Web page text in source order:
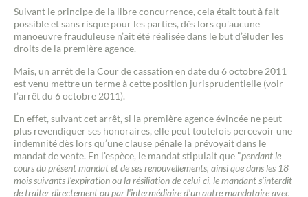
Suivant le principe de la libre concurrence, cela était tout à fait
possible et sans risque pour les parties, dès lors qu'aucune
manoeuvre frauduleuse n’ait été réalisée dans le but d’éluder les
droits de la première agence.
Mais, un arrêt de la Cour de cassation en date du 6 octobre 2011
est venu mettre un terme à cette position jurisprudentielle (voir
l’arrêt du 6 octobre 2011).
En effet, suivant cet arrêt, si la première agence évincée ne peut
plus revendiquer ses honoraires, elle peut toutefois percevoir une
indemnité dès lors qu’une clause pénale la prévoyait dans le
mandat de vente. En l'espèce, le mandat stipulait que "pendant le
cours du présent mandat et de ses renouvellements, ainsi que dans les 18
mois suivants l'expiration ou la résiliation de celui-ci, le mandant s'interdit
de traiter directement ou par l'intermédiaire d'un autre mandataire avec